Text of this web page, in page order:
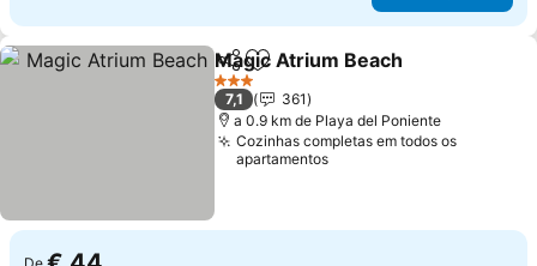
PartilharAdicionar aos favoritos
Magic Atrium Beach
3 Estrelas
7,1
361
a 0.9 km de Playa del Poniente
Cozinhas completas em todos os
apartamentos
De